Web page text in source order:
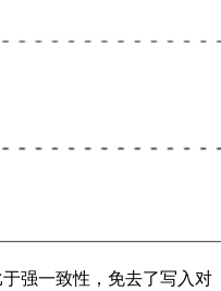
强一致性，免去了写入对